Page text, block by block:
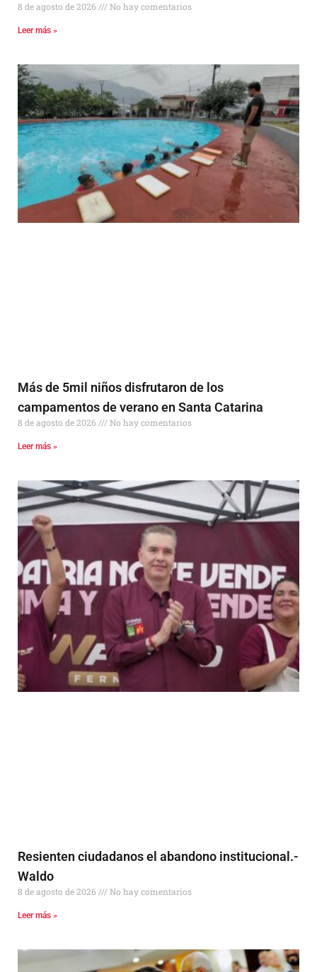
8 de agosto de 2026 No hay comentarios
Leer más »
Más de 5mil niños disfrutaron de los
campamentos de verano en Santa Catarina
8 de agosto de 2026 No hay comentarios
Leer más »
Resienten ciudadanos el abandono institucional.-
Waldo
8 de agosto de 2026 No hay comentarios
Leer más »